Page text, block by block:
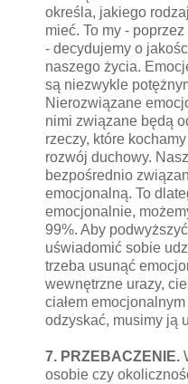
określa, jakiego
mieć. To my -
- decydujemy o
naszego życia.
są niezwykle
Nierozwiązane
nimi związane będą
rzeczy, które
rozwój duchowy.
bezpośrednio
emocjonalną. To
emocjonalnie,
99%. Aby
uświadomić sobie
trzeba usunąć
wewnętrzne urazy,
ciałem
odzyskać, musimy ją
7. PRZEBACZENIE.
osobie czy